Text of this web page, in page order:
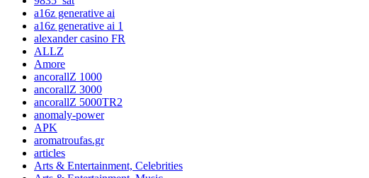
a16z generative ai
a16z generative ai 1
alexander casino FR
ALLZ
Amore
ancorallZ 1000
ancorallZ 3000
ancorallZ 5000TR2
anomaly-power
APK
aromatroufas.gr
articles
Arts & Entertainment, Celebrities